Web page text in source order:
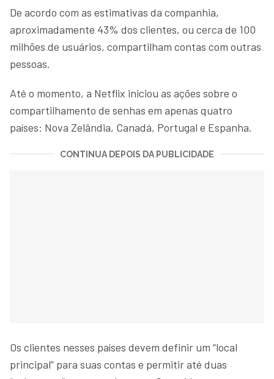
De acordo com as estimativas da companhia,
aproximadamente 43% dos clientes, ou cerca de 100
milhões de usuários, compartilham contas com outras
pessoas.
Até o momento, a Netflix iniciou as ações sobre o
compartilhamento de senhas em apenas quatro
países: Nova Zelândia, Canadá, Portugal e Espanha.
CONTINUA DEPOIS DA PUBLICIDADE
Os clientes nesses países devem definir um “local
principal” para suas contas e permitir até duas